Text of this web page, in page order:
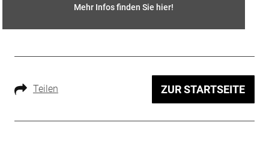
Mehr Infos finden Sie hier!
Teilen ZUR STARTSEITE